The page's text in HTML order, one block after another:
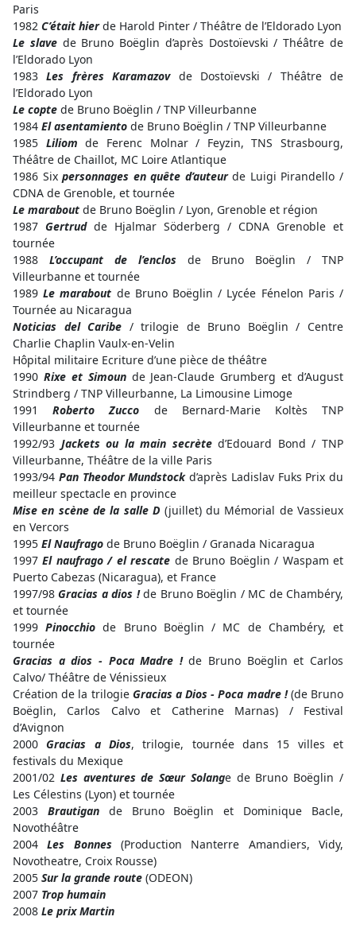
Paris
1982 C’était hierde Harold Pinter / Théâtre de l’Eldorado Lyon
Le slavede Bruno Boëglin d’après Dostoïevski / Théâtre de
l’Eldorado Lyon
1983Les frères Karamazovde Dostoïevski / Théâtre de
l’Eldorado Lyon
Le copte de Bruno Boëglin / TNP Villeurbanne
1984 El asentamiento de Bruno Boëglin / TNP Villeurbanne
1985 Liliomde Ferenc Molnar / Feyzin, TNS Strasbourg,
Théâtre de Chaillot, MC Loire Atlantique
1986 Sixpersonnages en quête d’auteurde Luigi Pirandello /
CDNA de Grenoble, et tournée
Le marabout de Bruno Boëglin / Lyon, Grenoble et région
1987 Gertrudde Hjalmar Söderberg / CDNA Grenoble et
tournée
1988 L’occupant de l’enclos de Bruno Boëglin / TNP
Villeurbanne et tournée
1989Le marabout de Bruno Boëglin / Lycée Fénelon Paris /
Tournée au Nicaragua
Noticias del Caribe / trilogie de Bruno Boëglin / Centre
Charlie Chaplin Vaulx-en-Velin
Hôpital militaire Ecriture d’une pièce de théâtre
1990 Rixe et Simounde Jean-Claude Grumberg et d’August
Strindberg / TNP Villeurbanne, La Limousine Limoge
1991Roberto Zucco de Bernard-Marie Koltès TNP
Villeurbanne et tournée
1992/93 Jackets ou la main secrèted’Edouard Bond / TNP
Villeurbanne, Théâtre de la ville Paris
1993/94 Pan Theodor Mundstockd’après Ladislav Fuks Prix du
meilleur spectacle en province
Mise en scène de la salle D (juillet) du Mémorial de Vassieux
en Vercors
1995 El Naufrago de Bruno Boëglin / Granada Nicaragua
1997El naufrago / el rescate de Bruno Boëglin / Waspam et
Puerto Cabezas (Nicaragua), et France
1997/98Gracias a dios !de Bruno Boëglin / MC de Chambéry,
et tournée
1999Pinocchio de Bruno Boëglin / MC de Chambéry, et
tournée
Gracias a dios - Poca Madre !de Bruno Boëglin et Carlos
Calvo/ Théâtre de Vénissieux
Création de la trilogie Gracias a Dios - Poca madre !(de Bruno
Boëglin, Carlos Calvo et Catherine Marnas) / Festival
d’Avignon
2000Gracias a Dios, trilogie, tournée dans 15 villes et
festivals du Mexique
2001/02 Les aventures de Sœur Solange de Bruno Boëglin /
Les Célestins (Lyon) et tournée
2003 Brautigande Bruno Boëglin et Dominique Bacle,
Novothéâtre
2004Les Bonnes (Production Nanterre Amandiers, Vidy,
Novotheatre, Croix Rousse)
2005 Sur la grande route (ODEON)
2007 Trop humain
2008 Le prix Martin